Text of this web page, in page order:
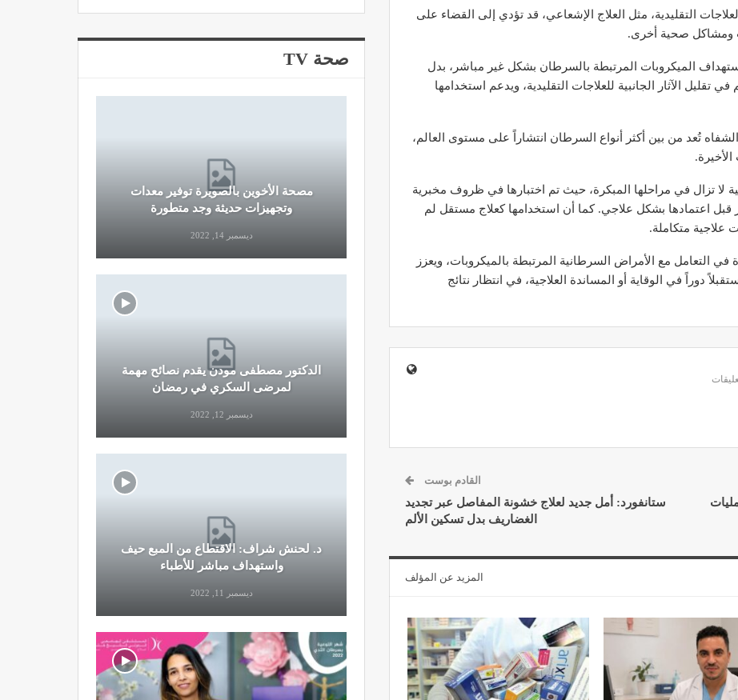
التقليدية، مثل العلاج الإشعاعي، قد تؤدي إلى القضاء على
ومشاكل صحية أخرى.
الميكروبات المرتبطة بالسرطان بشكل غير مباشر، بدل
تقليل الآثار الجانبية للعلاجات التقليدية، ويدعم استخدامها
تُعد من بين أكثر أنواع السرطان انتشاراً على مستوى العالم،
لا تزال في مراحلها المبكرة، حيث تم اختبارها في ظروف مخبرية
اعتمادها بشكل علاجي. كما أن استخدامها كعلاج مستقل لم
علاجية متكاملة.
في التعامل مع الأمراض السرطانية المرتبطة بالميكروبات، ويعزز
دوراً في الوقاية أو المساندة العلاجية، في انتظار نتائج
القادم بوست
ستانفورد: أمل جديد لعلاج خشونة المفاصل عبر تجديد
الغضاريف بدل تسكين الألم
المزيد عن المؤلف
صحة TV
معدات
متطورة
نصائح مهمة
رمضان
قرار جديد يعيد تنظيم تعويضات الحراسة
والمداومة لمهنيي الصحة
نصائح وإرشادات صحية هامة للحفاظ على
مصحة الأخوين بالصويرة توفير معدات
وتجهيزات حديثة وجد متطورة
ديسمبر 14, 2022
الدكتور مصطفى مودن يقدم نصائح مهمة
لمرضى السكري في رمضان
ديسمبر 12, 2022
د. لحنش شراف: الاقتطاع من المبع حيف
واستهداف مباشر للأطباء
ديسمبر 11, 2022